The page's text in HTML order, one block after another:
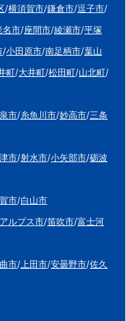
/横須賀市/鎌倉市/逗子市/
名市/座間市/綾瀬市/平塚
/小田原市/南足柄市/葉山
町/大井町/松田町/山北町/
市/糸魚川市/妙高市/三条
市/射水市/小矢部市/砺波
市/白山市
ルプス市/笛吹市/富士河
市/ 上田市/安曇野市/佐久